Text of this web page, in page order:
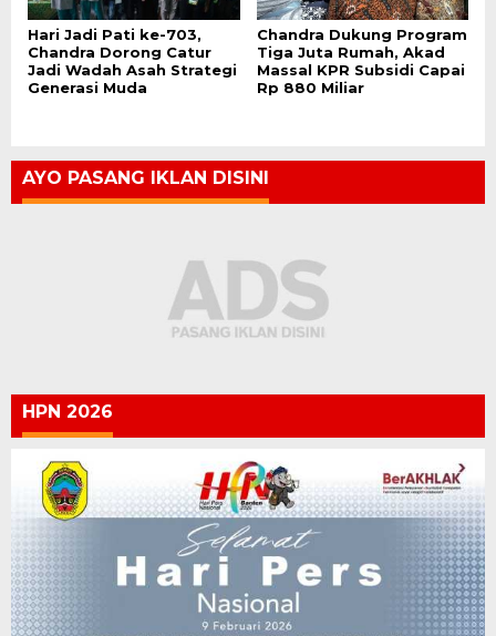
Hari Jadi Pati ke-703,
Chandra Dorong Catur
Jadi Wadah Asah Strategi
Generasi Muda
Chandra Dukung Program
Tiga Juta Rumah, Akad
Massal KPR Subsidi Capai
Rp 880 Miliar
AYO PASANG IKLAN DISINI
HPN 2026